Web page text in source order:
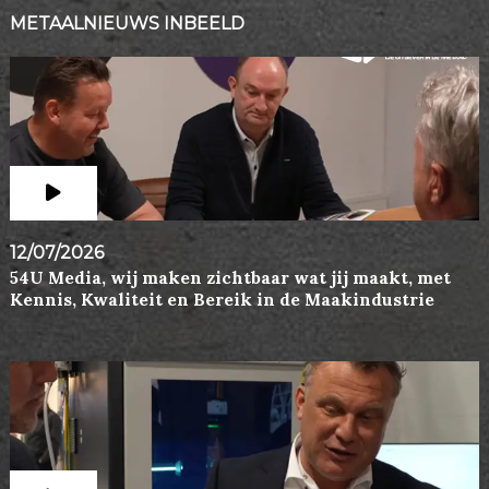
METAALNIEUWS INBEELD
12/07/2026
54U Media, wij maken zichtbaar wat jij maakt, met
Kennis, Kwaliteit en Bereik in de Maakindustrie